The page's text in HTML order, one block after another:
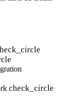
check_circle